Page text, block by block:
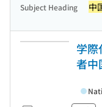
Subject Heading 中
学際
者中